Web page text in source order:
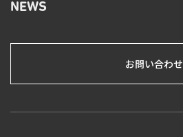
NEWS
お問い合わせ